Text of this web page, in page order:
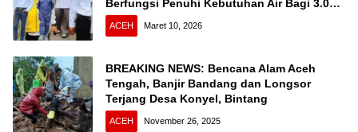
Berfungsi Penuhi Kebutuhan Air Bagi 3.000
KK
ACEH Maret 10, 2026
BREAKING NEWS: Bencana Alam Aceh
Tengah, Banjir Bandang dan Longsor
Terjang Desa Konyel, Bintang
ACEH November 26, 2025